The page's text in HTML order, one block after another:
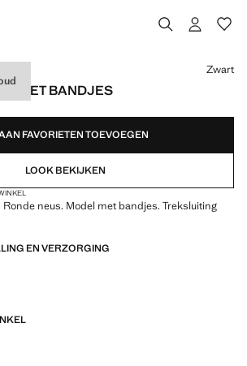
MET BANDJES
[€ 59,99 ]
Zwart
FAVORIETEN TOEVOEGEN
LOOK BEKIJKEN
neus. Model met bandjes. Treksluiting
EN VERZORGING